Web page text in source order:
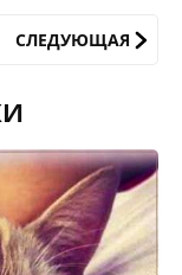
СЛЕДУЮЩАЯ